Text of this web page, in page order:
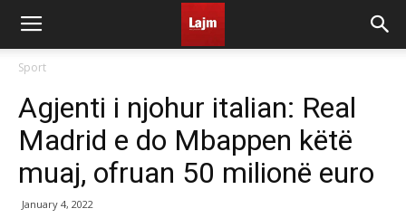
Sport
Agjenti i njohur italian: Real
Madrid e do Mbappen këtë
muaj, ofruan 50 milionë euro
January 4, 2022